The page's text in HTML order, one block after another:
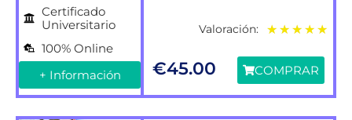
Certificado
Universitario
100% Online
+ Información
Valoración: ★ ★ ★ ★ ★
€45.00 COMPRAR